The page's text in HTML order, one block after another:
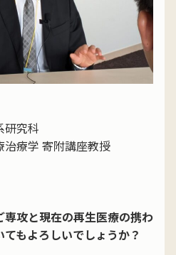
研究科
治療学 寄附講座教授
攻と現在の再生医療の携わ
もよろしいでしょうか？